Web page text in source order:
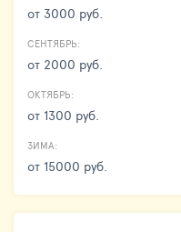
от 3000 руб.
СЕНТЯБРЬ:
от 2000 руб.
ОКТЯБРЬ:
от 1300 руб.
ЗИМА:
от 15000 руб.